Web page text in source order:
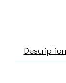
Description